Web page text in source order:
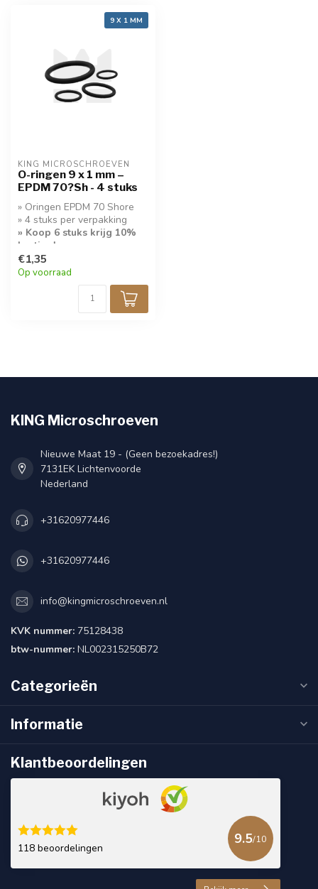
9 X 1 MM
KING MICROSCHROEVEN
O-ringen 9 x 1 mm –
EPDM 70?Sh - 4 stuks
» Oringen EPDM 70 Shore
» 4 stuks per verpakking
» Koop 6 stuks krijg 10%
korting!
€1,35
Op voorraad
KING Microschroeven
Nieuwe Maat 19 - (Geen bezoekadres!)
7131EK Lichtenvoorde
Nederland
+31620977446
+31620977446
info@kingmicroschroeven.nl
KVK nummer: 75128438
btw-nummer: NL002315250B72
Categorieën
Informatie
Klantbeoordelingen
118 beoordelingen
9.5/10